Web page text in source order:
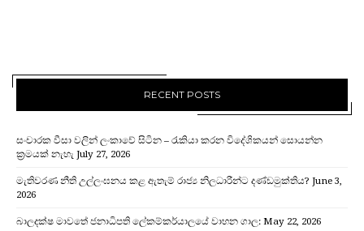
RECENT POSTS
සංචාරක වීසා වලින් ලංකාවේ සිටින – රැකියා කරන විදේශිකයන් සොයන්න
ක්‍රමයක් නැහැ July 27, 2026
මැතිවරණ නීති උල්ලංඝනය කළ ඇතැම් රාජ්‍ය නිලධාරීන්ට දණ්ඩමුක්තිය? June 3,
2026
බාලදක්ෂ මාවතේ ජනාධිපති ලේකම්කර්යාලයේ වාහන ගාල: May 22, 2026